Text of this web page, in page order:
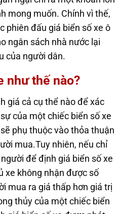
mong muốn. Chính vì thế,
phiên đấu giá biển số xe ô
ngân sách nhà nước lại
của người dân.
như thế nào?
giá cả cụ thể nào để xác
của một chiếc biển số xe
phụ thuộc vào thỏa thuận
mua.Tuy nhiên, nếu chỉ
để định giá biển số xe
xe không nhận được số
mua ra giá thấp hơn giá trị
thủy của một chiếc biển